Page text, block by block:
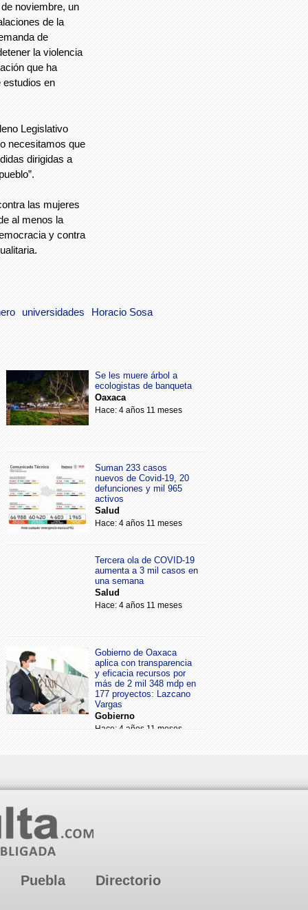
noviembre, un
de la
de
la violencia
que ha
estudios en
Legislativo
necesitamos que
dirigidas a
las mujeres
al menos la
y contra
universidades Horacio Sosa
Se les muere árbol a
ecologistas de banqueta
Oaxaca
Hace: 4 años 11 meses
Suman 233 casos
nuevos de Covid-19, 20
defunciones y mil 965
activos
Salud
Hace: 4 años 11 meses
Tercera ola de COVID-19
aumenta a 3 mil casos en
una semana
Salud
Hace: 4 años 11 meses
Gobierno de Oaxaca
aplica con transparencia
y eficacia recursos por
más de 2 mil 348 mdp en
177 proyectos: Lazcano
Vargas
Gobierno
Hace: 4 años 11 meses
Puebla Directorio